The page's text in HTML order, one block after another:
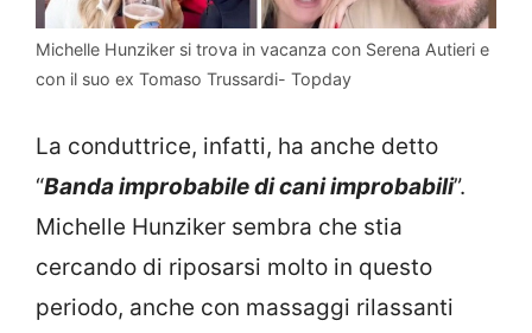
Michelle Hunziker si trova in vacanza con Serena Autieri e
con il suo ex Tomaso Trussardi- Topday
La conduttrice, infatti, ha anche detto
“Banda improbabile di cani improbabili”.
Michelle Hunziker sembra che stia
cercando di riposarsi molto in questo
periodo, anche con massaggi rilassanti